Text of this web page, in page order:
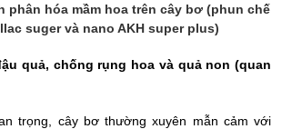
phân hóa mầm hoa trên cây bơ (phun chế
suger và nano AKH super plus)
quả, chống rụng hoa và quả non (quan
trọng, cây bơ thường xuyên mẫn cảm với